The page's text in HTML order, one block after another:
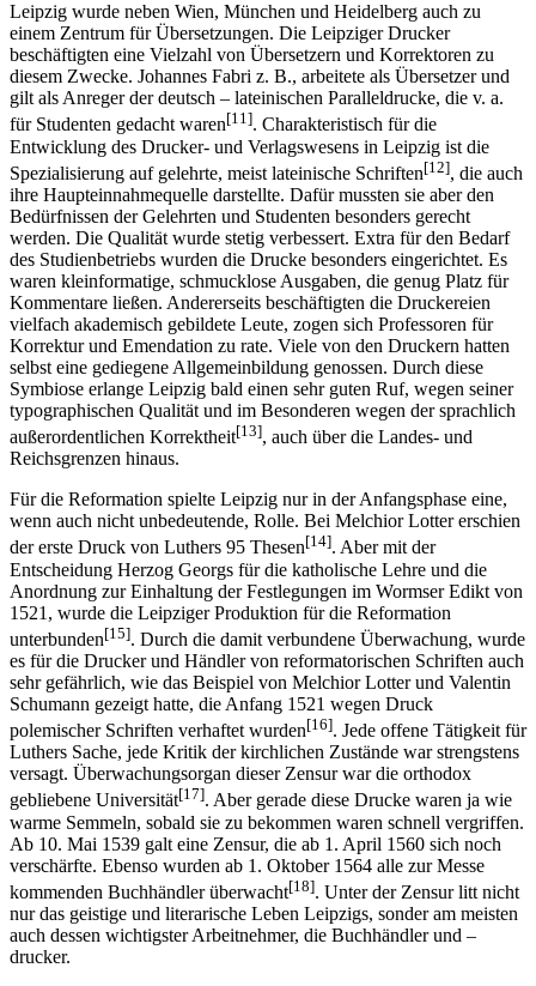
Leipzig wurde neben Wien, München und Heidelberg auch zu
einem Zentrum für Übersetzungen. Die Leipziger Drucker
beschäftigten eine Vielzahl von Übersetzern und Korrektoren zu
diesem Zwecke. Johannes Fabri z. B., arbeitete als Übersetzer und
gilt als Anreger der deutsch – lateinischen Paralleldrucke, die v. a.
für Studenten gedacht waren[11]. Charakteristisch für die
Entwicklung des Drucker- und Verlagswesens in Leipzig ist die
Spezialisierung auf gelehrte, meist lateinische Schriften[12], die auch
ihre Haupteinnahmequelle darstellte. Dafür mussten sie aber den
Bedürfnissen der Gelehrten und Studenten besonders gerecht
werden. Die Qualität wurde stetig verbessert. Extra für den Bedarf
des Studienbetriebs wurden die Drucke besonders eingerichtet. Es
waren kleinformatige, schmucklose Ausgaben, die genug Platz für
Kommentare ließen. Andererseits beschäftigten die Druckereien
vielfach akademisch gebildete Leute, zogen sich Professoren für
Korrektur und Emendation zu rate. Viele von den Druckern hatten
selbst eine gediegene Allgemeinbildung genossen. Durch diese
Symbiose erlange Leipzig bald einen sehr guten Ruf, wegen seiner
typographischen Qualität und im Besonderen wegen der sprachlich
außerordentlichen Korrektheit[13], auch über die Landes- und
Reichsgrenzen hinaus.
Für die Reformation spielte Leipzig nur in der Anfangsphase eine,
wenn auch nicht unbedeutende, Rolle. Bei Melchior Lotter erschien
der erste Druck von Luthers 95 Thesen[14]. Aber mit der
Entscheidung Herzog Georgs für die katholische Lehre und die
Anordnung zur Einhaltung der Festlegungen im Wormser Edikt von
1521, wurde die Leipziger Produktion für die Reformation
unterbunden[15]. Durch die damit verbundene Überwachung, wurde
es für die Drucker und Händler von reformatorischen Schriften auch
sehr gefährlich, wie das Beispiel von Melchior Lotter und Valentin
Schumann gezeigt hatte, die Anfang 1521 wegen Druck
polemischer Schriften verhaftet wurden[16]. Jede offene Tätigkeit für
Luthers Sache, jede Kritik der kirchlichen Zustände war strengstens
versagt. Überwachungsorgan dieser Zensur war die orthodox
gebliebene Universität[17]. Aber gerade diese Drucke waren ja wie
warme Semmeln, sobald sie zu bekommen waren schnell vergriffen.
Ab 10. Mai 1539 galt eine Zensur, die ab 1. April 1560 sich noch
verschärfte. Ebenso wurden ab 1. Oktober 1564 alle zur Messe
kommenden Buchhändler überwacht[18]. Unter der Zensur litt nicht
nur das geistige und literarische Leben Leipzigs, sonder am meisten
auch dessen wichtigster Arbeitnehmer, die Buchhändler und –
drucker.